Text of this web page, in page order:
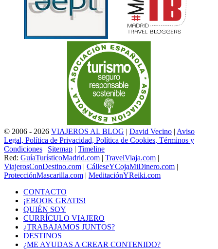
© 2006 - 2026 VIAJEROS AL BLOG | David Vecino | Aviso
Legal, Política de Privacidad, Política de Cookies, Términos y
Condiciones | Sitemap | Timeline
Red: GuíaTurísticoMadrid.com | TravelViaja.com |
ViajerosConDestino.com | CálleseYCojaMiDinero.com |
ProtecciónMascarilla.com | MeditaciónYReiki.com
CONTACTO
¡EBOOK GRATIS!
QUIÉN SOY
CURRÍCULO VIAJERO
¿TRABAJAMOS JUNTOS?
DESTINOS
¿ME AYUDAS A CREAR CONTENIDO?